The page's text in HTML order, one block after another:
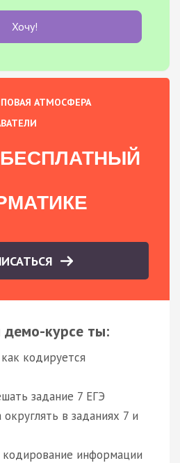
Хочу!
АТМОСФЕРА
БЕСПЛАТНЫЙ
демо-курсе ты:
кодируется
задание 7 ЕГЭ
в заданиях 7 и
информации